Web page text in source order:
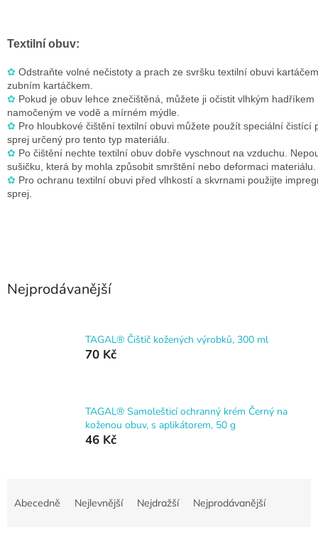
Textilní obuv:
✿ Odstraňte volné nečistoty a prach ze svršku textilní obuvi
zubním kartáčkem.
✿ Pokud je obuv lehce znečištěná, můžete ji očistit vlhkým hadříkem
namočeným ve vodě a mírném mýdle.
✿ Pro hloubkové čištění textilní obuvi můžete použít speciální čistící
sprej určený pro tento typ materiálu.
✿ Po čištění nechte textilní obuv dobře vyschnout na vzduchu.
sušičku, která by mohla způsobit smrštění nebo deformaci materiálu.
✿ Pro ochranu textilní obuvi před vlhkostí a skvrnami použijte
sprej.
Nejprodávanější
TAGAL® Čištič kožených výrobků, 300 ml
70 Kč
TAGAL® Samolešticí ochranný krém Černý na
koženou obuv, s aplikátorem, 50 g
46 Kč
Abecedně Nejlevnější Nejdražší Nejprodávanější